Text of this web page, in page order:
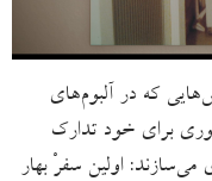
که در آلبوم‌های
برای خود تدارک
اولین سفرْ بهار